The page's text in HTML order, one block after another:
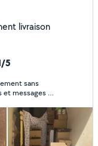
livraison
5
sans
et messages !